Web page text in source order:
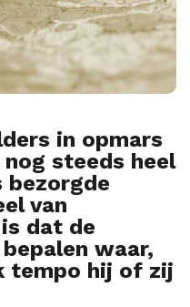
in opmars
steeds heel
bezorgde
van
dat de
waar,
tempo hij of zij